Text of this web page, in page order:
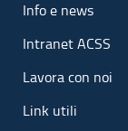
Info e news
Intranet ACSS
Lavora con noi
Link utili